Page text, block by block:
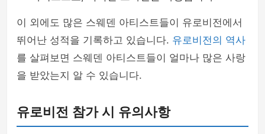
이 외에도 많은 스웨덴 아티스트들이 유로비전에서
뛰어난 성적을 기록하고 있습니다. 유로비전의 역사
를 살펴보면 스웨덴 아티스트들이 얼마나 많은 사랑
을 받았는지 알 수 있습니다.
유로비전 참가 시 유의사항